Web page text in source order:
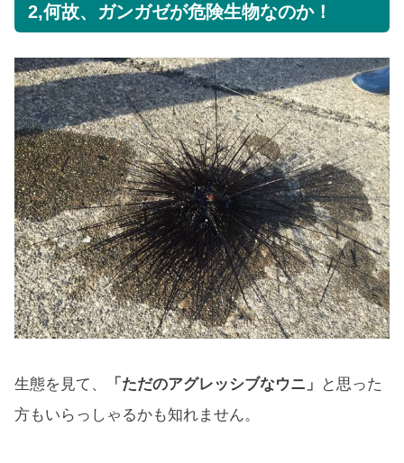
2,何故、ガンガゼが危険生物なのか！
生態を見て、 「ただのアグレッシブなウニ」
と思った
方もいらっしゃるかも知れません。